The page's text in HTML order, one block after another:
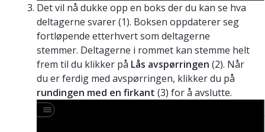
Det vil nå dukke opp en boks der du kan se hva
deltagerne svarer (1). Boksen oppdaterer seg
fortløpende etterhvert som deltagerne
stemmer. Deltagerne i rommet kan stemme helt
frem til du klikker på Lås avspørringen (2). Når
du er ferdig med avspørringen, klikker du på
rundingen med en firkant (3) for å avslutte.